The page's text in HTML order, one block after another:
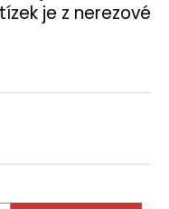
je z nerezové